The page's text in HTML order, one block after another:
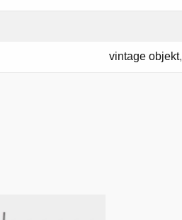
vintage objekt,